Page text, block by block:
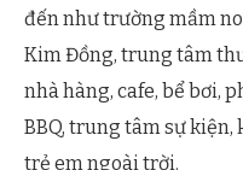
đến như trường mầm
Kim Đồng, trung tâm
nhà hàng, cafe, bể bơi,
BBQ, trung tâm sự
trẻ em ngoài trời.